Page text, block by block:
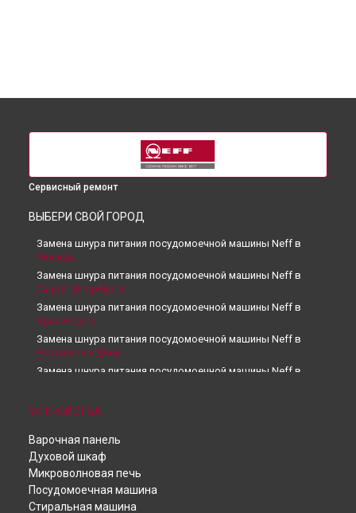
Сервисный ремонт
ВЫБЕРИ СВОЙ ГОРОД
Замена шнура питания посудомоечной машины Neff в
Москве
Замена шнура питания посудомоечной машины Neff в
Санкт-Петербурге
Замена шнура питания посудомоечной машины Neff в
Краснодаре
Замена шнура питания посудомоечной машины Neff в
Ростове-на-Дону
Замена шнура питания посудомоечной машины Neff в
Замена шнура питания посудомоечной машины Neff в
Новосибирске
Замена шнура питания посудомоечной машины Neff в
Челябинске
Замена шнура питания посудомоечной машины Neff в
Екатеринбурге
Замена шнура питания посудомоечной машины Neff в
УСТРОЙСТВА
Варочная панель
Духовой шкаф
Микроволновая печь
Посудомоечная машина
Стиральная машина